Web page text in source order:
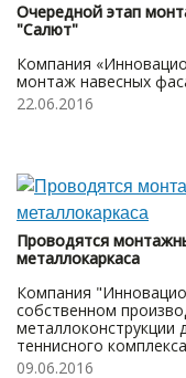
Очередной этап
"Салют"
Компания
монтаж навесных
22.06.2016
Проводятся
металлокаркаса
Компания
собственном
металлоконструкции
теннисного
09.06.2016